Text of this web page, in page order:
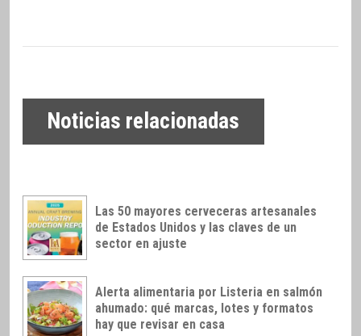
Noticias relacionadas
Las 50 mayores cerveceras artesanales
de Estados Unidos y las claves de un
sector en ajuste
Alerta alimentaria por Listeria en salmón
ahumado: qué marcas, lotes y formatos
hay que revisar en casa